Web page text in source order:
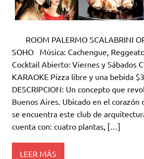
ROOM PALERMO SCALABRINI
SOHO Música: Cachengue,
Cocktail Abierto: Viernes y Sábados
KARAOKE Pizza libre y una bebida
DESCRIPCION: Un concepto que
Buenos Aires. Ubicado en el corazón
se encuentra este club de
cuenta con: cuatro plantas, […]
LEER MÁS